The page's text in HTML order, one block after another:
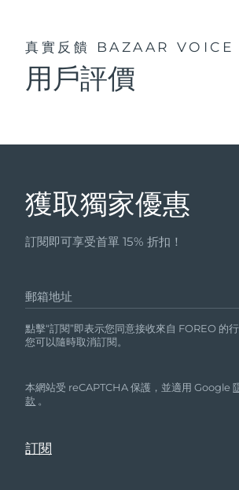
真實反饋 BAZAAR VOICE
用戶評價
獲取獨家優惠
訂閱即可享受首單 15% 折扣！
郵箱地址
點擊“訂閱”即表示您同意接收來自 FOREO 的
您可以隨時取消訂閱。
本網站受 reCAPTCHA 保護，並適用 Google
款 。